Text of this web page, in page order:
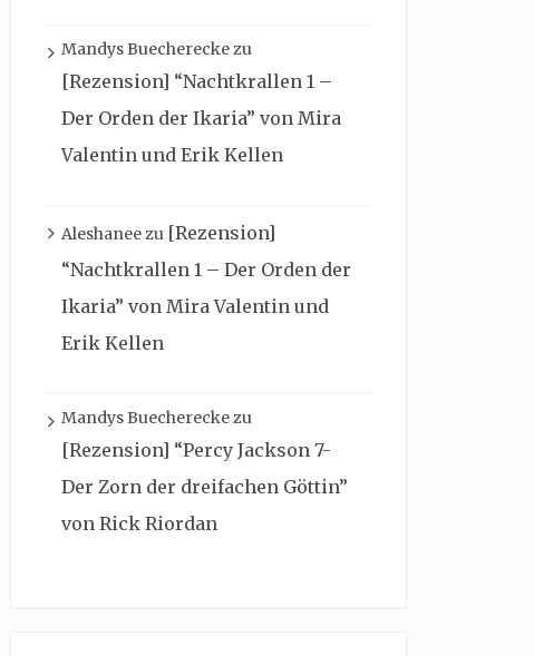
Mandys Buechereckezu
[Rezension] “Nachtkrallen 1 –
Der Orden der Ikaria” von Mira
Valentin und Erik Kellen
Aleshaneezu [Rezension]
“Nachtkrallen 1 – Der Orden der
Ikaria” von Mira Valentin und
Erik Kellen
Mandys Buechereckezu
[Rezension] “Percy Jackson 7-
Der Zorn der dreifachen Göttin”
von Rick Riordan